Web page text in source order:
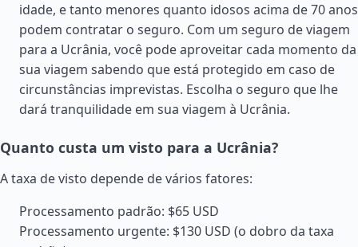
idade, e tanto menores quanto idosos acima de 70 anos
podem contratar o seguro. Com um seguro de viagem
para a Ucrânia, você pode aproveitar cada momento da
sua viagem sabendo que está protegido em caso de
circunstâncias imprevistas. Escolha o seguro que lhe
dará tranquilidade em sua viagem à Ucrânia.
Quanto custa um visto para a Ucrânia?
A taxa de visto depende de vários fatores:
Processamento padrão: $65 USD
Processamento urgente: $130 USD (o dobro da taxa